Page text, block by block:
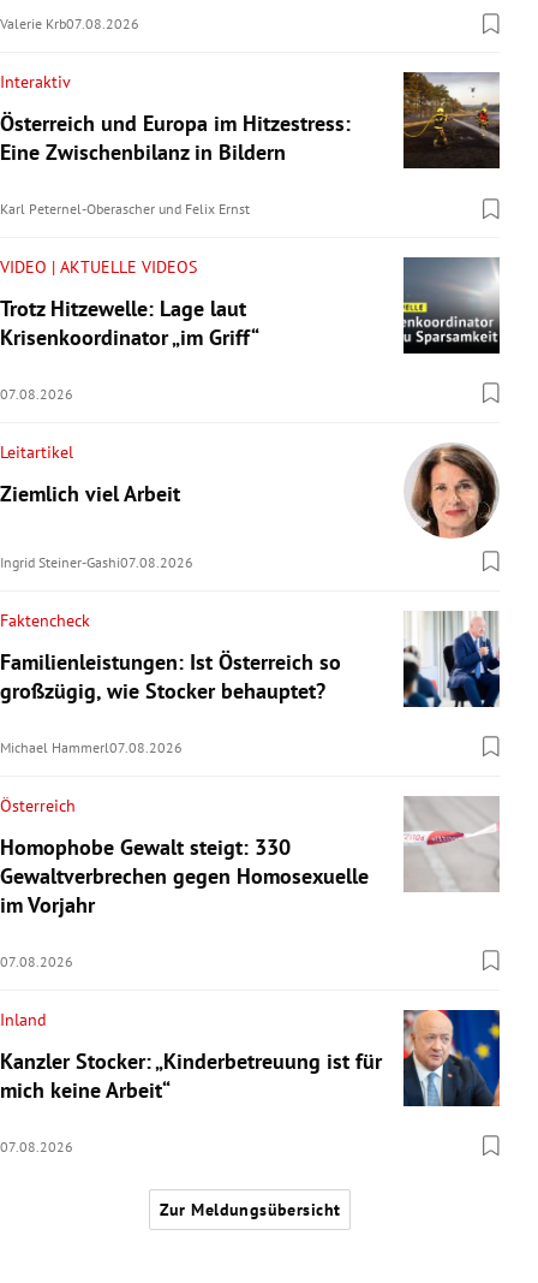
Valerie Krb07.08.2026
Interaktiv
Österreich und Europa im Hitzestress:
Eine Zwischenbilanz in Bildern
Karl Peternel-Oberascher und Felix Ernst
VIDEO | AKTUELLE VIDEOS
Trotz Hitzewelle: Lage laut
Krisenkoordinator „im Griff“
07.08.2026
Leitartikel
Ziemlich viel Arbeit
Ingrid Steiner-Gashi07.08.2026
Faktencheck
Familienleistungen: Ist Österreich so
großzügig, wie Stocker behauptet?
Michael Hammerl07.08.2026
Österreich
Homophobe Gewalt steigt: 330
Gewaltverbrechen gegen Homosexuelle
im Vorjahr
07.08.2026
Inland
Kanzler Stocker: „Kinderbetreuung ist für
mich keine Arbeit“
07.08.2026
Zur Meldungsübersicht